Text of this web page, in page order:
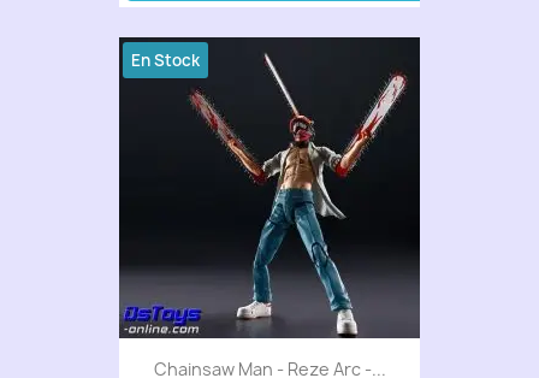
Chainsaw Man - Reze Arc -...
En Stock